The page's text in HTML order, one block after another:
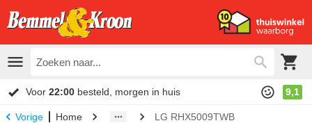
Voor 22:00 besteld, morgen in huis 9,1
Vorige Home LG RHX5009TWB